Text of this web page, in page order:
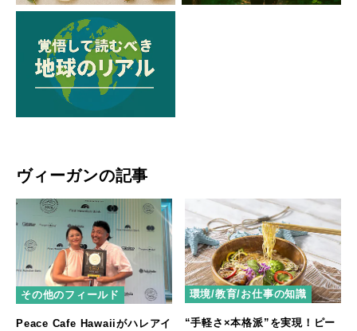
ヴィーガンの記事
その他のフィールド
Peace Cafe Hawaiiがハレアイ
環境/教育/お仕事の知識
“手軽さ×本格派”を実現！ピー